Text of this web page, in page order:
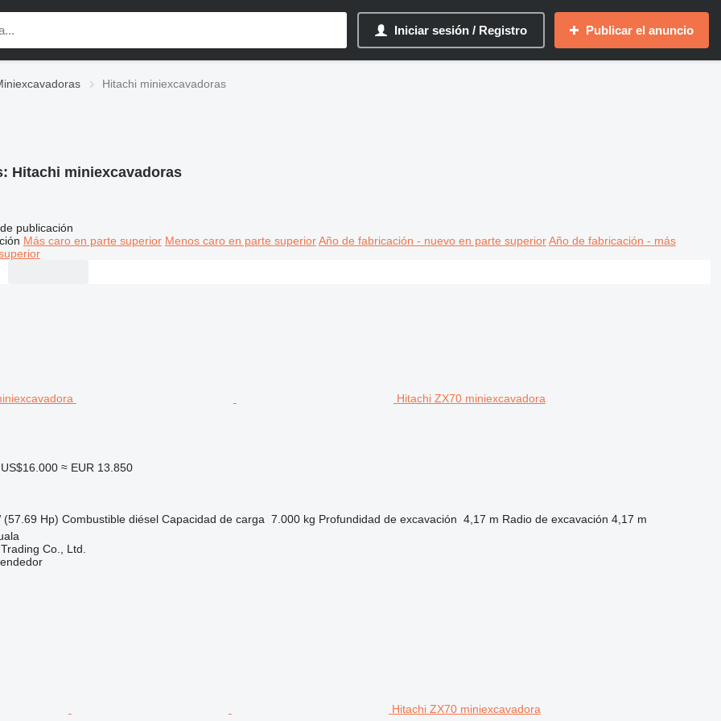
Iniciar sesión / Registro Publicar el anuncio
Hitachi miniexcavadoras
Hitachi miniexcavadoras
publicación
Más caro en parte superior Menos caro en parte superior Año de fabricación - nuevo en parte superior Año de fabricación - más
Hitachi ZX70 miniexcavadora
US$16.000 ≈ EUR 13.850
(57.69 Hp) Combustible diésel Capacidad de carga 7.000 kg Profundidad de excavación 4,17 m Radio de excavación 4,17 m
Co., Ltd.
Hitachi ZX70 miniexcavadora